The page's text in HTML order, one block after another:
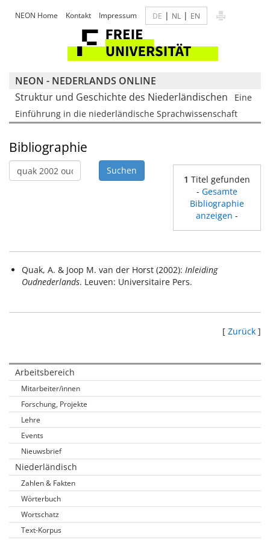
NEON Home Kontakt Impressum DE | NL | EN
NEON - NEDERLANDS ONLINE
Struktur und Geschichte des Niederländischen
Eine
Einführung in die niederländische Sprachwissenschaft
Bibliographie
1 Titel gefunden
- Gesamte
Bibliographie
anzeigen -
Quak, A. & Joop M. van der Horst (2002): Inleiding
Oudnederlands. Leuven: Universitaire Pers.
[ Zurück ]
Arbeitsbereich
Mitarbeiter/innen
Forschung, Projekte
Lehre
Events
Nieuwsbrief
Niederländisch
Zahlen & Fakten
Wörterbuch
Wortschatz
Text-Korpus